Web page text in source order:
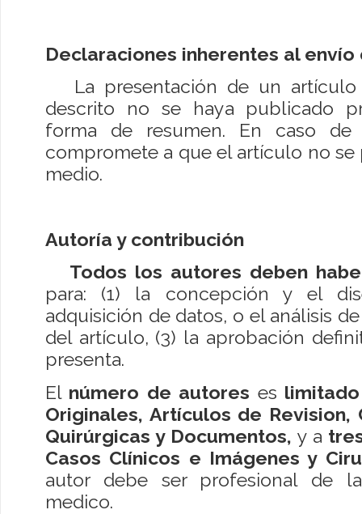
Declaraciones inherentes al
La presentación de un artículo
descrito no se haya publicado
forma de resumen. En caso de
compromete a que el artículo no
medio.
Autoría y contribución
Todos los autores deben
para: (1) la concepción y el
adquisición de datos, o el análisis
del artículo, (3) la aprobación
presenta.
El número de autores es limitado
Originales, Artículos de Revision,
Quirúrgicas y Documentos, y a
Casos Clínicos e Imágenes y
autor debe ser profesional de
medico.